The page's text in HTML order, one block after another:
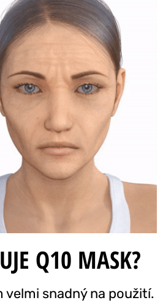
Q10 MASK?
velmi snadný na použití.